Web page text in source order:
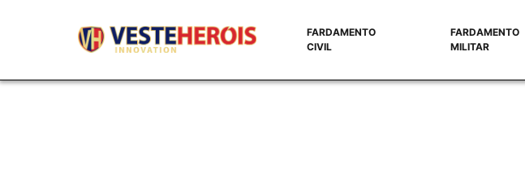
FARDAMENTO
CIVIL
FARDAMENTO
MILITAR